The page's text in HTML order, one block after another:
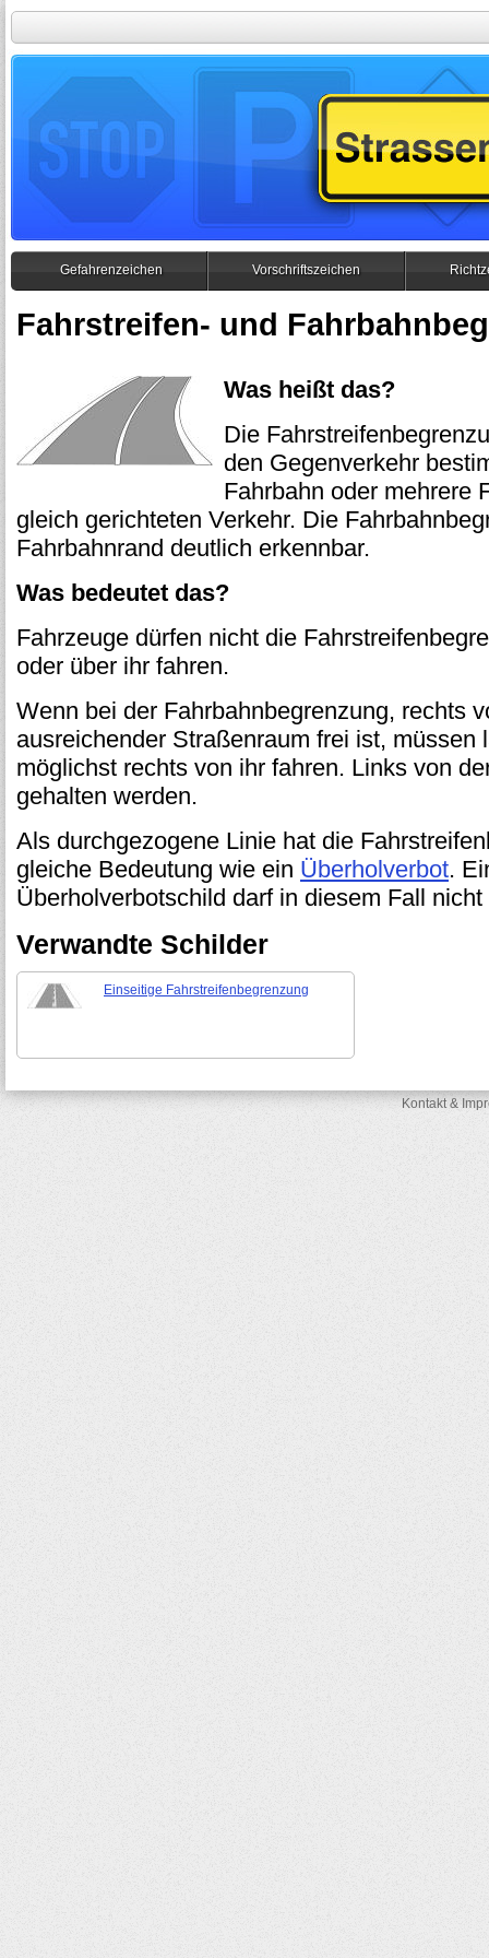
Gefahrenzeichen Vorschriftszeichen
Fahrstreifen- und
Was heißt das?
Die
den Gegenverkehr
Fahrbahn oder mehrere
gleich gerichteten Verkehr. Die
Fahrbahnrand deutlich erkennbar.
Was bedeutet das?
Fahrzeuge dürfen nicht die
oder über ihr fahren.
Wenn bei der Fahrbahnbegrenzung, rechts
ausreichender Straßenraum frei ist, müssen
möglichst rechts von ihr fahren. Links von
gehalten werden.
Als durchgezogene Linie hat die
gleiche Bedeutung wie ein Überholverbot.
Überholverbotschild darf in diesem Fall
Verwandte Schilder
Einseitige Fahrstreifenbegrenzung
Kontakt &